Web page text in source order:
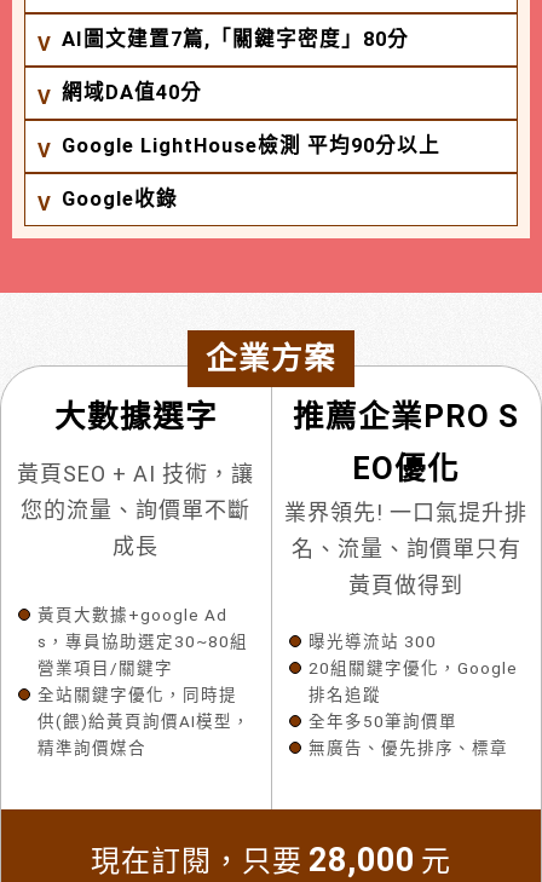
AI圖文建置7篇,「關鍵字密度」80分
網域DA值40分
Google LightHouse檢測 平均90分以上
Google收錄
企業方案
大數據選字
黃頁SEO + AI 技術，讓
您的流量、詢價單不斷
成長
黃頁大數據+google Ad
s，專員協助選定30~80組
營業項目/關鍵字
全站關鍵字優化，同時提
供(餵)給黃頁詢價AI模型，
精準詢價媒合
推薦企業PRO S
EO優化
業界領先! 一口氣提升排
名、流量、詢價單只有
黃頁做得到
曝光導流站 300
20組關鍵字優化，Google
排名追蹤
全年多50筆詢價單
無廣告、優先排序、標章
現在訂閱，只要 28,000 元